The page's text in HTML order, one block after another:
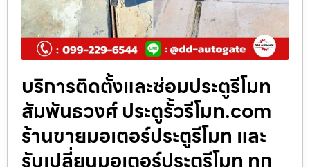
บริการติดตั้งและซ่อมประตูรีโมท
สัมพันธวงศ์ ประตูรั้วรีโมท.com
ร้านขายมอเตอร์ประตูรีโมท และ
รับเปลี่ยนมอเตอร์ประตูรีโมท ทุก